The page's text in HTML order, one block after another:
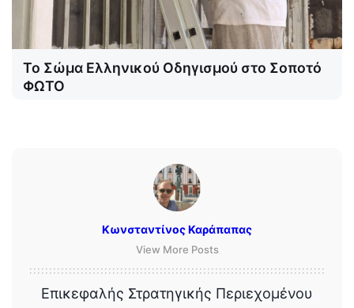
Το Σώμα Ελληνικού Οδηγισμού στο Σοποτό
ΦΩΤΟ
Κωνσταντίνος Καράπαπας
View More Posts
Επικεφαλής Στρατηγικής Περιεχομένου